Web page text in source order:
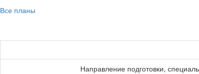
Все планы
Направление подготовки,